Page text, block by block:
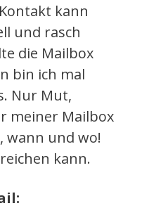
kann
und rasch
die Mailbox
bin ich mal
Nur Mut,
meiner Mailbox
wann und wo!
kann.